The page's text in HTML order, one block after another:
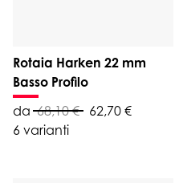
Rotaia Harken 22 mm
Basso Profilo
da 68,10 €
62,70 €
6 varianti